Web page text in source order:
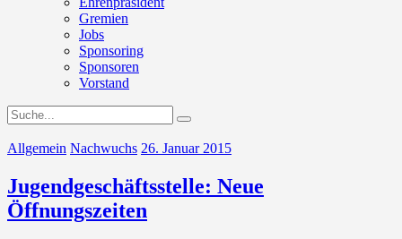
Gremien
Jobs
Sponsoring
Sponsoren
Vorstand
Allgemein Nachwuchs 26. Januar 2015
Jugendgeschäftsstelle: Neue
Öffnungszeiten